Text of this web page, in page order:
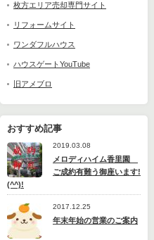
枚方エリア売却専門サイト
リフォームサイト
ワンダフルハウス
ハウスゲートYouTube
旧アメブロ
おすすめ記事
2019.03.08
メロディハイム香里園
ご成約有難う御座います!
(^^)!
2017.12.25
年末年始の営業のご案内